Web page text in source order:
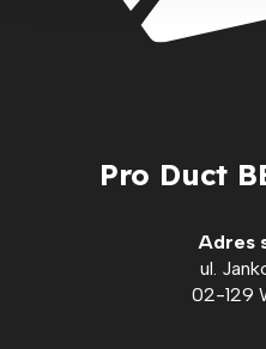
Pro Duct
Adres
ul.
02-129